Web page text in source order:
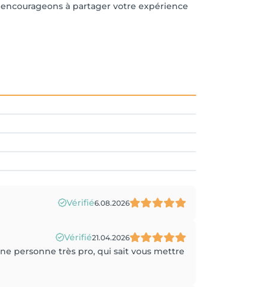
encourageons à partager votre expérience
Vérifié6.08.2026
Vérifié21.04.2026
personne très pro, qui sait vous mettre